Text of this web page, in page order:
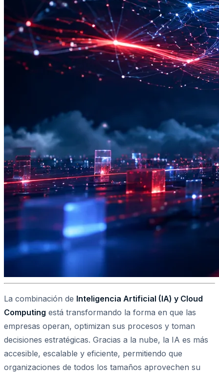
La combinación de Inteligencia Artificial (IA) y Cloud
Computing está transformando la forma en que las
empresas operan, optimizan sus procesos y toman
decisiones estratégicas. Gracias a la nube, la IA es más
accesible, escalable y eficiente, permitiendo que
organizaciones de todos los tamaños aprovechen su